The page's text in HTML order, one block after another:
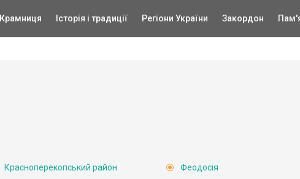
Крамниця Історія і традиції Регіони України Закордон
Красноперекопський район
Феодосія